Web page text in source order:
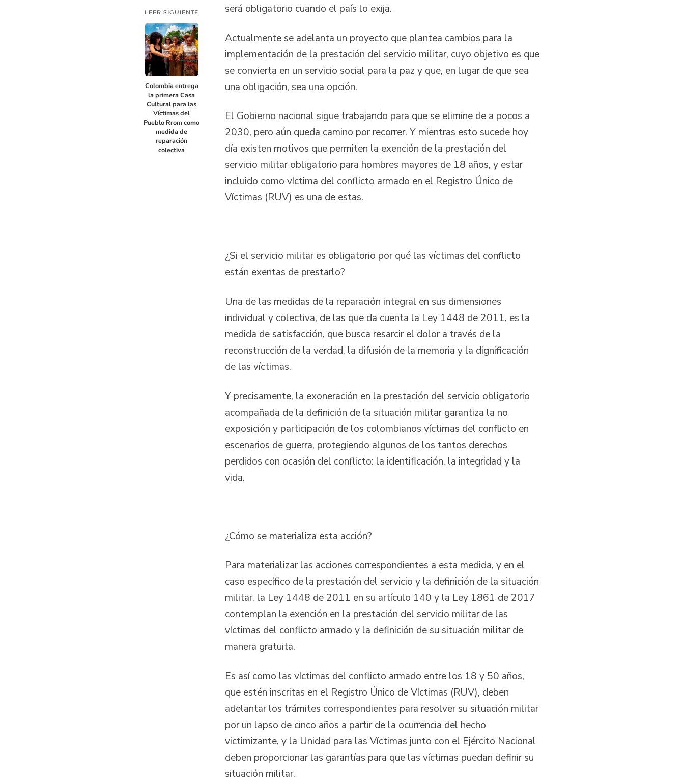
LEER SIGUIENTE
Colombia entrega
la primera Casa
Cultural para las
Víctimas del
Pueblo Rrom como
medida de
reparación
colectiva
será obligatorio cuando el país lo exija.
Actualmente se adelanta un proyecto que plantea cambios para la
implementación de la prestación del servicio militar, cuyo objetivo es que
se convierta en un servicio social para la paz y que, en lugar de que sea
una obligación, sea una opción.
El Gobierno nacional sigue trabajando para que se elimine de a pocos a
2030, pero aún queda camino por recorrer. Y mientras esto sucede hoy
día existen motivos que permiten la exención de la prestación del
servicio militar obligatorio para hombres mayores de 18 años, y estar
incluido como víctima del conflicto armado en el Registro Único de
Víctimas (RUV) es una de estas.
¿Si el servicio militar es obligatorio por qué las víctimas del conflicto
están exentas de prestarlo?
Una de las medidas de la reparación integral en sus dimensiones
individual y colectiva, de las que da cuenta la Ley 1448 de 2011, es la
medida de satisfacción, que busca resarcir el dolor a través de la
reconstrucción de la verdad, la difusión de la memoria y la dignificación
de las víctimas.
Y precisamente, la exoneración en la prestación del servicio obligatorio
acompañada de la definición de la situación militar garantiza la no
exposición y participación de los colombianos víctimas del conflicto en
escenarios de guerra, protegiendo algunos de los tantos derechos
perdidos con ocasión del conflicto: la identificación, la integridad y la
vida.
¿Cómo se materializa esta acción?
Para materializar las acciones correspondientes a esta medida, y en el
caso específico de la prestación del servicio y la definición de la situación
militar, la Ley 1448 de 2011 en su artículo 140 y la Ley 1861 de 2017
contemplan la exención en la prestación del servicio militar de las
víctimas del conflicto armado y la definición de su situación militar de
manera gratuita.
Es así como las víctimas del conflicto armado entre los 18 y 50 años,
que estén inscritas en el Registro Único de Víctimas (RUV), deben
adelantar los trámites correspondientes para resolver su situación militar
por un lapso de cinco años a partir de la ocurrencia del hecho
victimizante, y la Unidad para las Víctimas junto con el Ejército Nacional
deben proporcionar las garantías para que las víctimas puedan definir su
situación militar.